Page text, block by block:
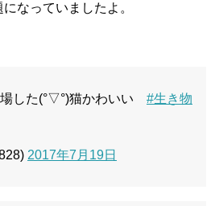
なっていましたよ。
した(°▽°)猫かわいい #生き物
2017年7月19日